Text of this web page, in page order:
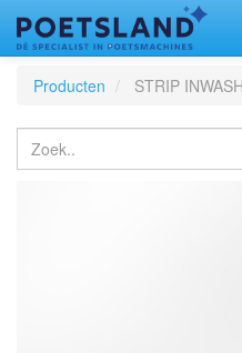
Producten
STRIP